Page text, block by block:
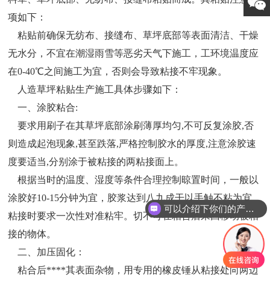
项如下：
粘贴前确保无纺布、接缝布、草坪底部等表面清洁、干燥
无水分，不宜在潮湿雨雪等恶劣天气下施工，工环境温度应
在0-40℃之间施工为宜，否则会导致粘接不牢现象。
人造草坪粘贴生产施工具体步骤如下：
一、涂胶粘合:
要求用刷子在其草坪底部涂刷薄厚均匀,不可反复涂胶,否
则造成起泡现象,甚至跌落,严格控制胶水的厚度,注意涂胶速
度要适当,分别涂于被粘接的两粘接面上。
根据当时的温度、湿度等条件合理控制晾置时间，一般以
涂胶好10-15分钟为宜，胶浆达到八九成干以手触不粘为宜。
粘接时要求一次性对准粘牢。切不可在粘合后来回移动被粘
接的物体。
二、加压固化：
粘合后****其表面杂物，用专用的橡皮锤从粘接处向两边
可以介绍下你们的产品么